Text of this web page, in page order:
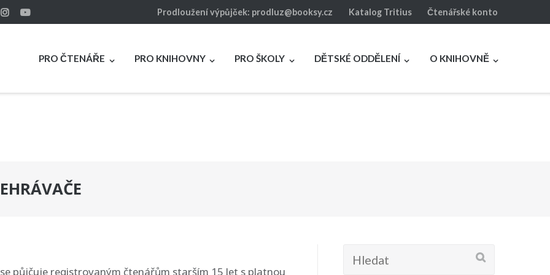
Prodloužení výpůjček: prodluz@booksy.cz Katalog Tritius Čtenářské konto
PRO ČTENÁŘE PRO KNIHOVNY PRO ŠKOLY DĚTSKÉ ODDĚLENÍ O KNIHOVNĚ
půjčuje registrovaným čtenářům starším 15 let s platnou
Hledat: